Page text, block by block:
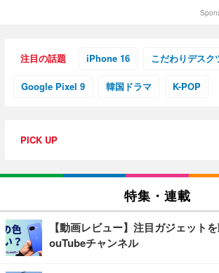
注目の話題 iPhone 16 こだわりデスク
Google Pixel 9 韓国ドラマ K-POP
PICK UP
特集・連載
【動画レビュー】注目ガジェット
ouTubeチャンネル